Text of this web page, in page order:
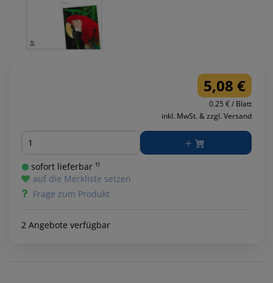
5,08 €
0.25 € / Blatt
inkl. MwSt. & zzgl. Versand
Menge
sofort lieferbar ¹⁾
auf die Merkliste setzen
Frage zum Produkt
2 Angebote verfügbar